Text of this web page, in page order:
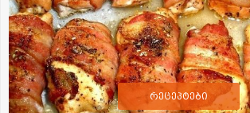
რეცეპტები